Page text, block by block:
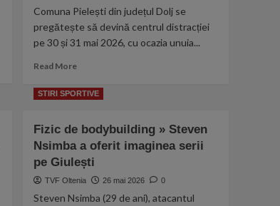
ce
câștigat
trofeul
Câți
bani
primit
englezii
la
UEFA
Comuna Pielești din județul Dolj se
pregătește să devină centrul distracției
pe 30 și 31 mai 2026, cu ocazia unuia...
Read MoreRead
about
DE
ZILE
MARI
LA
DOLJ!
Zilele
STIRI SPORTIVE
Fizic de bodybuilding » Steven
Nsimba a oferit imaginea serii
pe Giulești
TVF Oltenia 26 mai 2026 0
Steven Nsimba (29 de ani), atacantul